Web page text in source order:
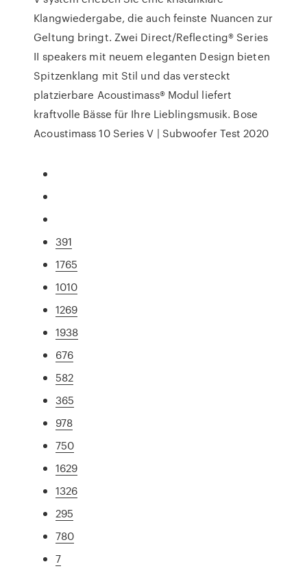
Klangwiedergabe, die auch feinste Nuancen zur
Geltung bringt. Zwei Direct/Reflecting® Series
II speakers mit neuem eleganten Design bieten
Spitzenklang mit Stil und das versteckt
platzierbare Acoustimass® Modul liefert
kraftvolle Bässe für Ihre Lieblingsmusik. Bose
Acoustimass 10 Series V | Subwoofer Test 2020
391
1765
1010
1269
1938
676
582
365
978
750
1629
1326
295
780
7